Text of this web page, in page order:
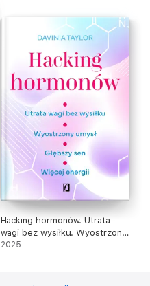
Hacking hormonów. Utrata
wagi bez wysiłku. Wyostrzony
umysł. Głębszy sen. Więcej
2025